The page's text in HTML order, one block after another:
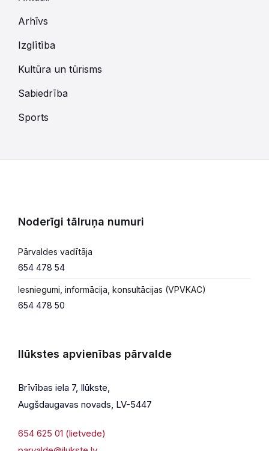
Arhīvs
Izglītība
Kultūra un tūrisms
Sabiedrība
Sports
Noderīgi tālruņa numuri
Pārvaldes vadītāja
654 478 54
Iesniegumi, informācija, konsultācijas (VPVKAC)
654 478 50
Ilūkstes apvienības pārvalde
Brīvības iela 7, Ilūkste,
Augšdaugavas novads, LV-5447
654 625 01 (lietvede)